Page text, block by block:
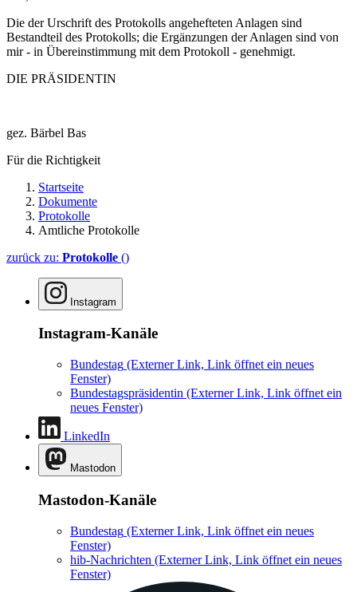
Die der Urschrift des Protokolls angehefteten Anlagen sind
Bestandteil des Protokolls; die Ergänzungen der Anlagen sind von
mir - in Übereinstimmung mit dem Protokoll - genehmigt.
DIE PRÄSIDENTIN
gez. Bärbel Bas
Für die Richtigkeit
Startseite
Dokumente
Protokolle
Amtliche Protokolle
zurück zu: Protokolle ()
Instagram
Instagram-Kanäle
Bundestag (Externer Link, Link öffnet ein neues
Fenster)
Bundestagspräsidentin (Externer Link, Link öffnet ein
neues Fenster)
LinkedIn
Mastodon
Mastodon-Kanäle
Bundestag (Externer Link, Link öffnet ein neues
Fenster)
hib-Nachrichten (Externer Link, Link öffnet ein neues
Fenster)